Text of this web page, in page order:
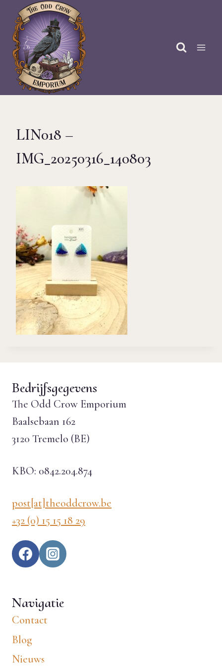
Doorgaan
naar
inhoud
LIN018 –
IMG_20250316_140803
Bedrijfsgegevens
The Odd Crow Emporium
Baalsebaan 162
3120 Tremelo (BE)
KBO: 0842.204.874
post[at]theoddcrow.be
+32 (0) 15 15 18 29
Navigatie
Contact
Blog
Nieuws